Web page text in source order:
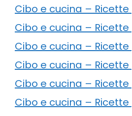
Cibo e cucina –
Cibo e cucina –
Cibo e cucina –
Cibo e cucina – Ricette
Cibo e cucina –
Cibo e cucina –